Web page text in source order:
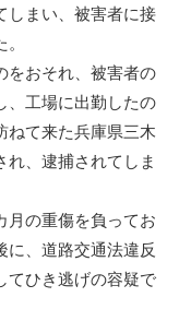
しまい、被害者に接
をおそれ、被害者の
、工場に出勤したの
ねて来た兵庫県三木
、逮捕されてしま
月の重傷を負ってお
に、道路交通法違反
てひき逃げの容疑で